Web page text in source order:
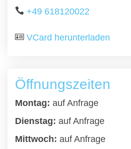
+49 618120022
VCard herunterladen
Öffnungszeiten
Montag: auf Anfrage
Dienstag: auf Anfrage
Mittwoch: auf Anfrage